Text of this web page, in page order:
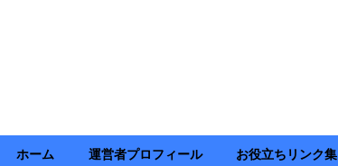
ホーム 運営者プロフィール お役立ちリンク集